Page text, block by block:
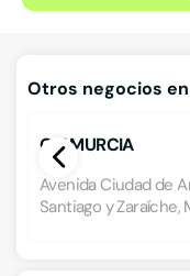
Otros negocios
GSI MURCIA
Avenida Ciudad de
Santiago y Zaraíche,